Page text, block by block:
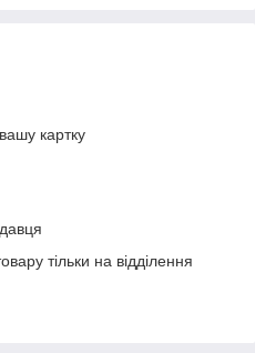
картку
тільки на відділення